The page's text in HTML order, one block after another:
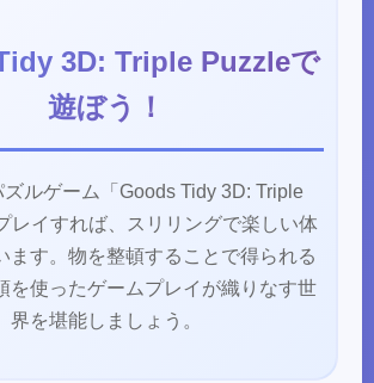
3D: Triple Puzzleで
遊ぼう！
ルゲーム「Goods Tidy 3D: Triple
レイすれば、スリリングで楽しい体
ます。物を整頓することで得られる
を使ったゲームプレイが織りなす世
界を堪能しましょう。